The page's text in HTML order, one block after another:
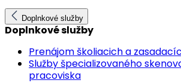
Doplnkové služby
Doplnkové služby
Prenájom školiacich a
Služby špecializovaného
pracoviska